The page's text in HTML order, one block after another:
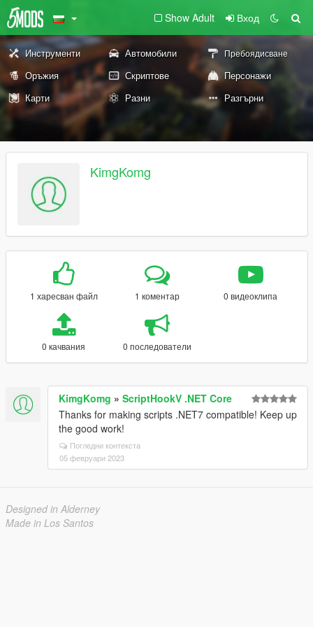
Show Adult Вход
Инструменти Автомобили Пребоядисване
Оръжия Скриптове
Персонажи
Карти
Разни Разгърни
KimgKomg
1 харесван файл 1 коментар 0 видеоклипа
0 качвания 0 последователи
KimgKomg » ScriptHookV .NET Core
Thanks for making scripts .NET7 compatible! Keep up
the good work!
Погледни контекста
05 февруари 2023
Designed in Alderney
Made in Los Santos